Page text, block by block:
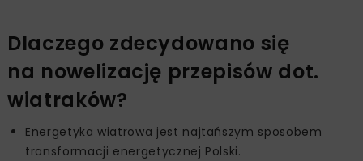
Dlaczego zdecydowano się
na nowelizację przepisów dot.
wiatraków?
Energetyka wiatrowa jest najtańszym sposobem
transformacji energetycznej Polski.